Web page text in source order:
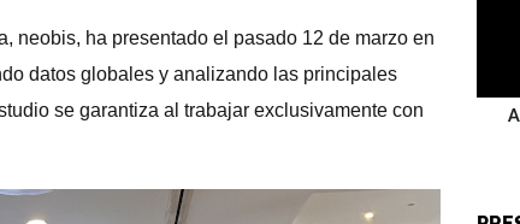
neobis, ha presentado el pasado 12 de marzo en
datos globales y analizando las principales
se garantiza al trabajar exclusivamente con